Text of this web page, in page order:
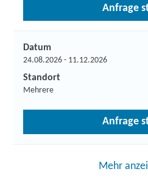
Anfrage
Datum
24.08.2026 - 11.12.2026
Standort
Mehrere
Anfrage
Mehr